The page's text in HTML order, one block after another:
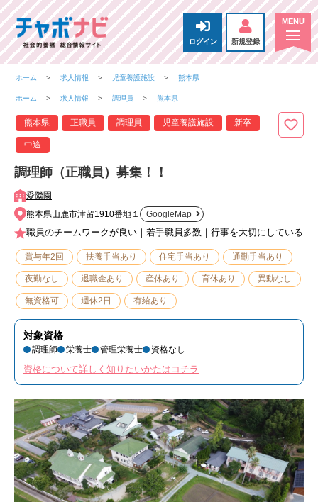
ログイン 新規登録
ホーム 求人情報 児童養護施設 熊本県
ホーム 求人情報 調理員 熊本県
熊本県 正職員 調理員 児童養護施設 新卒
中途
調理師（正職員）募集！！
愛隣園
熊本県山鹿市津留1910番地１
GoogleMap
職員のチームワークが良い｜若手職員多数｜行事を大切にしている
賞与年2回 扶養手当あり 住宅手当あり 通勤手当あり
夜勤なし 退職金あり 産休あり 育休あり 異動なし
無資格可 週休2日 有給あり
対象資格
調理師 栄養士 管理栄養士 資格なし
資格について詳しく知りたいかたはコチラ